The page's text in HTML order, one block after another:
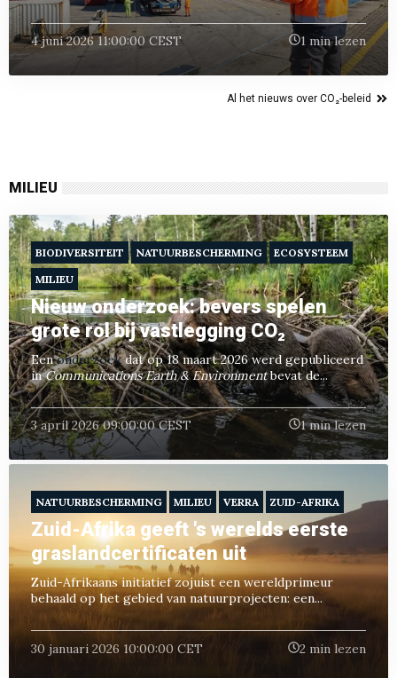
4 juni 2026 11:00:00 CEST 1 min lezen
Al het nieuws over CO₂-beleid
MILIEU
BIODIVERSITEIT NATUURBESCHERMING
ECOSYSTEEM
MILIEU
Nieuw onderzoek: bevers spelen
grote rol bij vastlegging CO₂
Eenonderzoek dat op 18 maart 2026 werd gepubliceerd
inCommunications Earth & Environmentbevat de...
3 april 2026 09:00:00 CEST 1 min lezen
NATUURBESCHERMING MILIEU VERRA ZUID-AFRIKA
Zuid-Afrika geeft 's werelds eerste
graslandcertificaten uit
Zuid-Afrikaans initiatief zojuist een wereldprimeur
behaald op het gebied van natuurprojecten: een...
30 januari 2026 10:00:00 CET 2 min lezen